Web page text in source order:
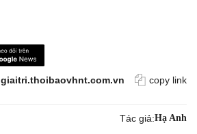
giaitri.thoibaovhnt.com.vn copy link
Tác giả:Hạ Anh